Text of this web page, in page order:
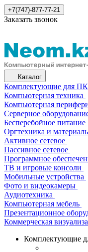
+7(747)-877-77-21
Заказать звонок
Каталог
Комплектующие для ПК
Компьютерная техника
Компьютерная
Серверное
Бесперебойное питание
Оргтехника и
Активное сетевое
Пассивное сетевое
Программное
ТВ и игровые консоли
Мобильные устройства
Фото и видеокамеры
Аудиотехника
Компьютерная мебель
Презентационное
Коммерческая
Комплектующие